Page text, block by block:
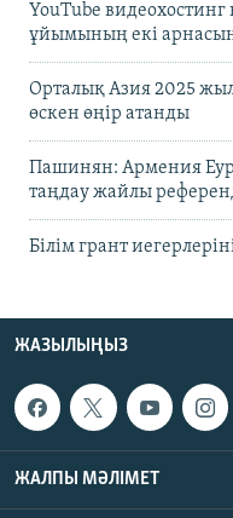
YouTube
ұйымының екі
Орталық Азия 2025
өскен өңір атанды
Пашинян: Армения
таңдау жайлы
Білім грант
ЖАЗЫЛЫҢЫЗ
ЖАЛПЫ МӘЛІМЕТ